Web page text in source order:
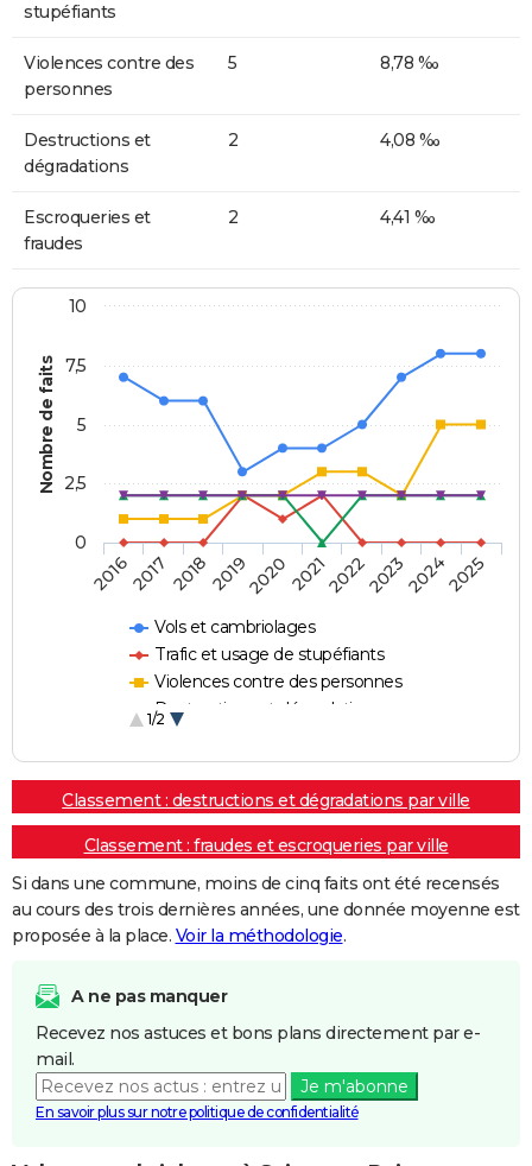
stupéfiants
Violences contre des
personnes
5 8,78 ‰
Destructions et
dégradations
2 4,08 ‰
Escroqueries et
fraudes
2 4,41 ‰
Nombre de faits
Vols et cambriolages
Trafic et usage de stupéfiants
Violences contre des personnes
Destructions et dégradations
1/2
20162017 20182019202020212022202320242025
0
2,5
5
7,5
10
Classement : destructions et dégradations par ville
Classement : fraudes et escroqueries par ville
Si dans une commune, moins de cinq faits ont été recensés
au cours des trois dernières années, une donnée moyenne est
proposée à la place. Voir la méthodologie.
A ne pas manquer
Recevez nos astuces et bons plans directement par e-
mail.
Je m'abonne
En savoir plus sur notre politique de confidentialité